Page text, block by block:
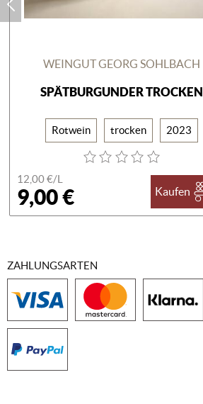
WEINGUT GEORG SOHLBACH
SPÄTBURGUNDER TROCKEN
Rotwein trocken 2023
12,00 €/L
9,00 € Kaufen
ZAHLUNGSARTEN